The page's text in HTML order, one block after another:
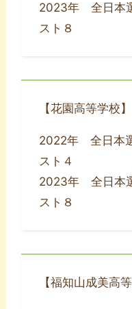
2023年 全日本
スト８
【花園高等学校】
2022年 全日本
スト４
2023年 全日本
スト８
【福知山成美高等